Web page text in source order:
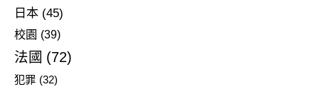
日本 (45)
校園 (39)
法國 (72)
犯罪 (32)